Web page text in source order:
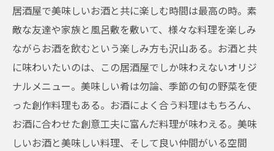
居酒屋で美味しいお酒と共に楽しむ時間は最高の時。素
敵な友達や家族と風呂敷を敷いて、様々な料理を楽しみ
ながらお酒を飲むという楽しみ方も沢山ある。お酒と共
に味わいたいのは、この居酒屋でしか味わえないオリジ
ナルメニュー。美味しい肴は勿論、季節の旬の野菜を使
った創作料理もある。お酒によく合う料理はもちろん、
お酒に合わせた創意工夫に富んだ料理が味わえる。美味
しいお酒と美味しい料理、そして良い仲間がいる空間